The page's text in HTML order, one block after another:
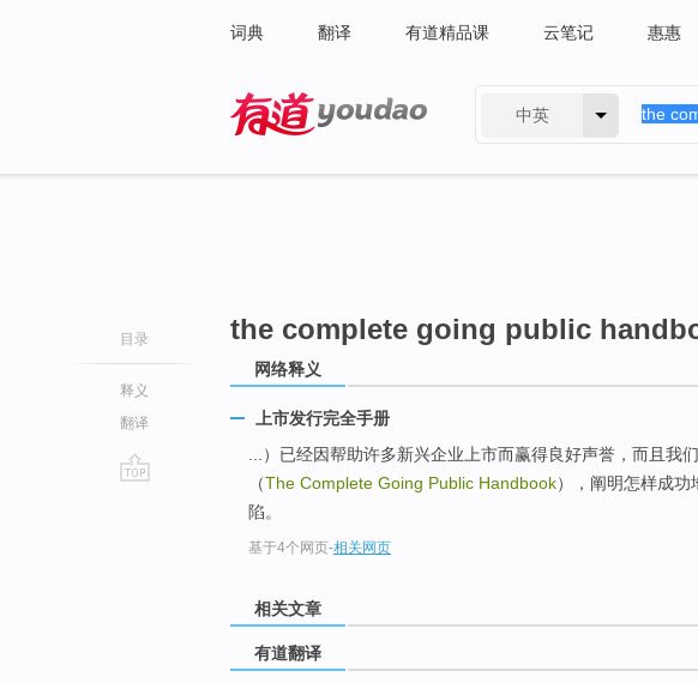
词典 翻译 有道精品课 云笔记 惠惠
中英
目录
释义
翻译
the complete going public
网络释义
上市发行完全手册
...）已经因帮助许多新兴企业上市而赢得良好声誉，而且我
（The Complete Going Public Handbook），阐明怎样成
陷。
基于4个网页-相关网页
相关文章
有道翻译